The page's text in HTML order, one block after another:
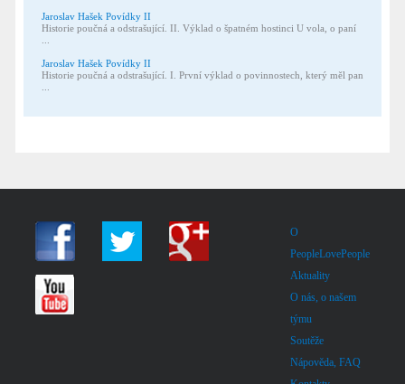
Jaroslav Hašek Povídky II
Historie poučná a odstrašující. II. Výklad o špatném hostinci U vola, o paní
...
Jaroslav Hašek Povídky II
Historie poučná a odstrašující. I. První výklad o povinnostech, který měl pan
...
O
PeopleLovePeople
Aktuality
O nás, o našem
týmu
Soutěže
Nápověda, FAQ